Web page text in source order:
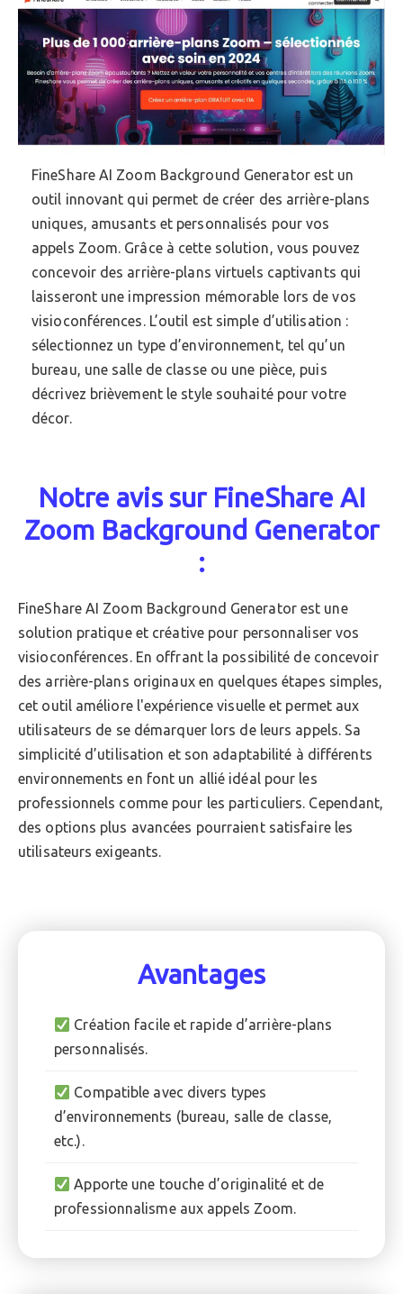
FineShare AI Zoom Background Generator est un
outil innovant qui permet de créer des arrière-plans
uniques, amusants et personnalisés pour vos
appels Zoom. Grâce à cette solution, vous pouvez
concevoir des arrière-plans virtuels captivants qui
laisseront une impression mémorable lors de vos
visioconférences. L’outil est simple d’utilisation :
sélectionnez un type d’environnement, tel qu’un
bureau, une salle de classe ou une pièce, puis
décrivez brièvement le style souhaité pour votre
décor.
Notre avis sur FineShare AI
Zoom Background Generator
:
FineShare AI Zoom Background Generator est une
solution pratique et créative pour personnaliser vos
visioconférences. En offrant la possibilité de concevoir
des arrière-plans originaux en quelques étapes simples,
cet outil améliore l'expérience visuelle et permet aux
utilisateurs de se démarquer lors de leurs appels. Sa
simplicité d’utilisation et son adaptabilité à différents
environnements en font un allié idéal pour les
professionnels comme pour les particuliers. Cependant,
des options plus avancées pourraient satisfaire les
utilisateurs exigeants.
Avantages
Création facile et rapide d’arrière-plans
personnalisés.
Compatible avec divers types
d’environnements (bureau, salle de classe,
etc.).
Apporte une touche d’originalité et de
professionnalisme aux appels Zoom.